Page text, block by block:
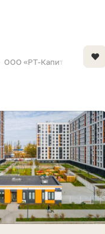
ООО «РТ-Капитал»